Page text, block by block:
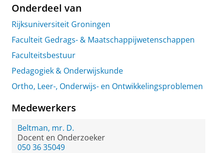
Onderdeel van
Rijksuniversiteit Groningen
Faculteit Gedrags- & Maatschappijwetenschappen
Faculteitsbestuur
Pedagogiek & Onderwijskunde
Ortho, Leer-, Onderwijs- en Ontwikkelingsproblemen
Medewerkers
Beltman, mr. D.
Docent en Onderzoeker
050 36 35049